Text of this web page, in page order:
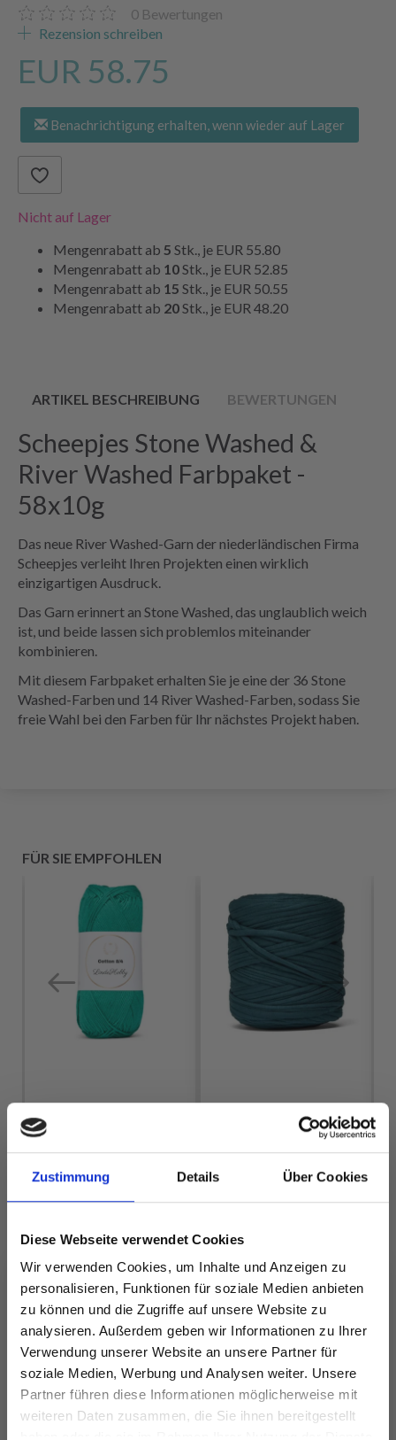
Zustimmung Details Über Cookies
Diese Webseite verwendet Cookies
Wir verwenden Cookies, um Inhalte und Anzeigen zu
personalisieren, Funktionen für soziale Medien anbieten
zu können und die Zugriffe auf unsere Website zu
analysieren. Außerdem geben wir Informationen zu Ihrer
Verwendung unserer Website an unsere Partner für
soziale Medien, Werbung und Analysen weiter. Unsere
Partner führen diese Informationen möglicherweise mit
weiteren Daten zusammen, die Sie ihnen bereitgestellt
0 Bewertungen
Rezension schreiben
EUR 58.75
Benachrichtigung erhalten, wenn wieder auf Lager
Nicht auf Lager
Mengenrabatt ab 5 Stk., je EUR 55.80
Mengenrabatt ab 10 Stk., je EUR 52.85
Mengenrabatt ab 15 Stk., je EUR 50.55
Mengenrabatt ab 20 Stk., je EUR 48.20
ARTIKEL BESCHREIBUNG BEWERTUNGEN
Scheepjes Stone Washed &
River Washed Farbpaket -
58x10g
Das neue River Washed-Garn der niederländischen Firma
Scheepjes verleiht Ihren Projekten einen wirklich
einzigartigen Ausdruck.
Das Garn erinnert an Stone Washed, das unglaublich weich
ist, und beide lassen sich problemlos miteinander
kombinieren.
Mit diesem Farbpaket erhalten Sie je eine der 36 Stone
Washed-Farben und 14 River Washed-Farben, sodass Sie
freie Wahl bei den Farben für Ihr nächstes Projekt haben.
FÜR SIE EMPFOHLEN
EUR 2.60
Alle Optionen
ansehen
HOBBYARTS
FABRICO
EUR 7.90
Alle Optionen
ansehen
ANDERE HABEN SICH AUCH ANGESEHEN
33% Rabatt
Spare bis zu 50%